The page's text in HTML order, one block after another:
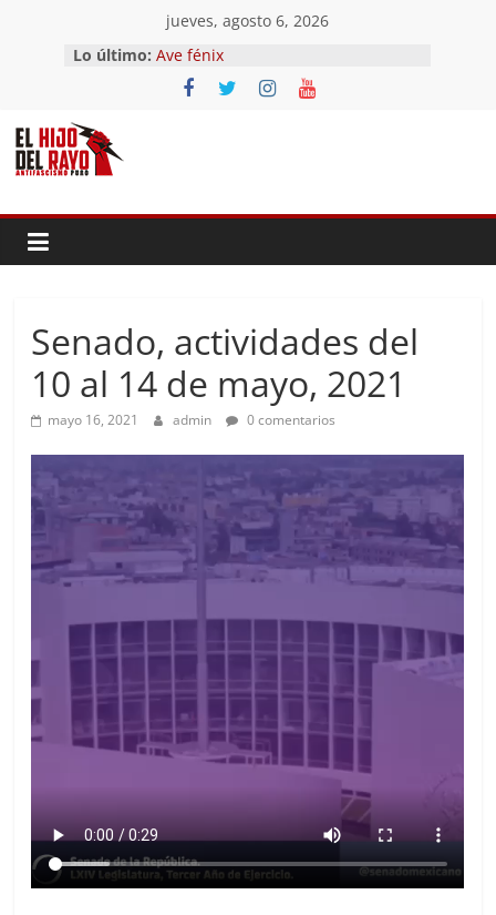
contenido
jueves, agosto 6, 2026
Lo último: Ave fénix
¿Dios no existe?
First Time
Senado, actividades del
10 al 14 de mayo, 2021
mayo 16, 2021 admin 0 comentarios